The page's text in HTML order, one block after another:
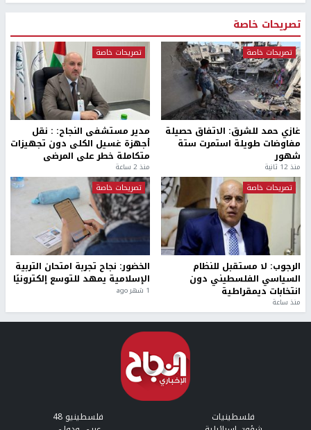
تصريحات خاصة
تصريحات خاصة
غازي حمد للشرق: الاتفاق حصيلة
مفاوضات طويلة استمرت ستة
شهور
منذ 12 ثانية
تصريحات خاصة
مدير مستشفى النجاح: : نقل
أجهزة غسيل الكلى دون تجهيزات
متكاملة خطر على المرضى
منذ 2 ساعة
تصريحات خاصة
الرجوب: لا مستقبل للنظام
السياسي الفلسطيني دون
انتخابات ديمقراطية
منذ ساعة
تصريحات خاصة
الخضور: نجاح تجربة امتحان التربية
الإسلامية يمهد للتوسع إلكترونيًا
1 شهر ago
فلسطينيات فلسطينيو 48